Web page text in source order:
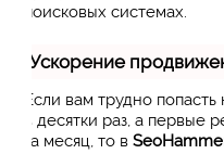
поисковых системах.
Ускорение
Если вам трудно
в десятки раз, а первые
за месяц, то в